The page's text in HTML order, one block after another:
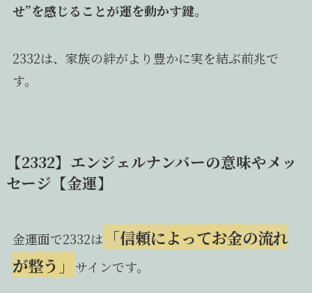
せ”を感じることが運を動かす鍵。
2332は、家族の絆がより豊かに実を結ぶ前兆で
す。
【2332】エンジェルナンバーの意味やメッ
セージ【金運】
金運面で2332は「信頼によってお金の流れ
が整う」サインです。